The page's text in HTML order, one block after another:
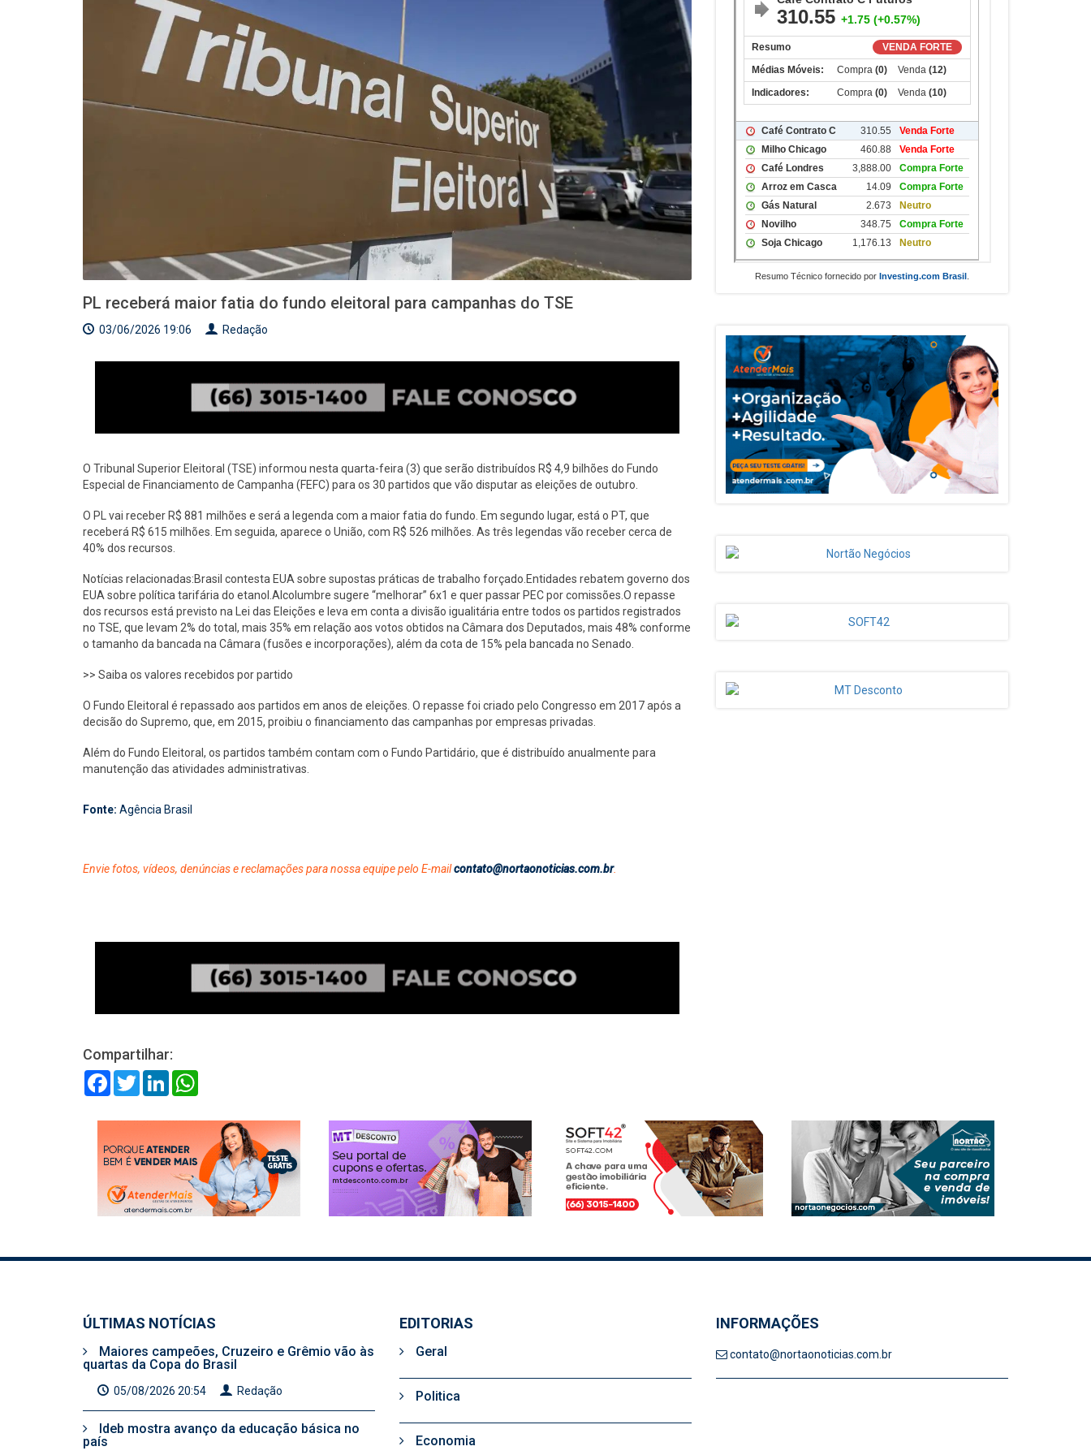
PL receberá maior fatia do fundo eleitoral para campanhas do TSE
03/06/2026 19:06 Redação
O Tribunal Superior Eleitoral (TSE) informou nesta quarta-feira (3) que serão distribuídos R$ 4,9 bilhões do Fundo
Especial de Financiamento de Campanha (FEFC) para os 30 partidos que vão disputar as eleições de outubro.
O PL vai receber R$ 881 milhões e será a legenda com a maior fatia do fundo. Em segundo lugar, está o PT, que
receberá R$ 615 milhões. Em seguida, aparece o União, com R$ 526 milhões. As três legendas vão receber cerca de
40% dos recursos.
Notícias relacionadas:Brasil contesta EUA sobre supostas práticas de trabalho forçado.Entidades rebatem governo dos
EUA sobre política tarifária do etanol.Alcolumbre sugere “melhorar” 6x1 e quer passar PEC por comissões.O repasse
dos recursos está previsto na Lei das Eleições e leva em conta a divisão igualitária entre todos os partidos registrados
no TSE, que levam 2% do total, mais 35% em relação aos votos obtidos na Câmara dos Deputados, mais 48% conforme
o tamanho da bancada na Câmara (fusões e incorporações), além da cota de 15% pela bancada no Senado.
>> Saiba os valores recebidos por partido
O Fundo Eleitoral é repassado aos partidos em anos de eleições. O repasse foi criado pelo Congresso em 2017 após a
decisão do Supremo, que, em 2015, proibiu o financiamento das campanhas por empresas privadas.
Além do Fundo Eleitoral, os partidos também contam com o Fundo Partidário, que é distribuído anualmente para
manutenção das atividades administrativas.
Fonte: Agência Brasil
Envie fotos, vídeos, denúncias e reclamações para nossa equipe pelo E-mailcontato@nortaonoticias.com.br.
Compartilhar:
FacebookTwitterLinkedIn
Resumo Técnico fornecido por Investing.com Brasil
ÚLTIMAS NOTÍCIAS
Maiores campeões, Cruzeiro e Grêmio vão às
quartas da Copa do Brasil
05/08/2026 20:54 Redação
Ideb mostra avanço da educação básica no
país
EDITORIAS
Geral
Politica
Economia
INFORMAÇÕES
contato@nortaonoticias.com.br